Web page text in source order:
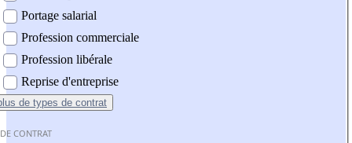
Portage salarial
Profession commerciale
Profession libérale
Reprise d'entreprise
de types de contrat
CONTRAT